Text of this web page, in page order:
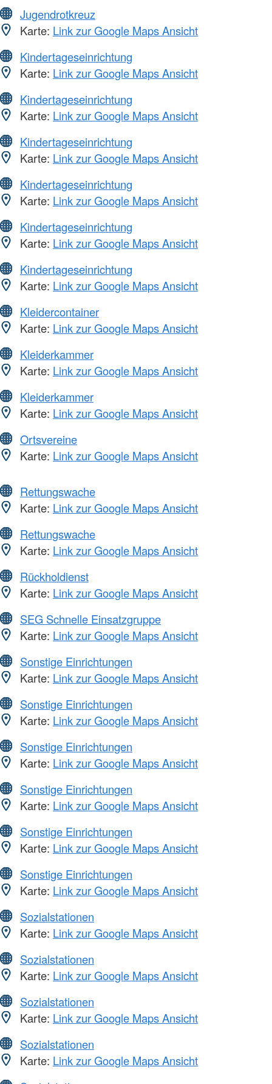
Jugendrotkreuz
Karte: Link zur Google Maps Ansicht
Kindertageseinrichtung
Karte: Link zur Google Maps Ansicht
Kindertageseinrichtung
Karte: Link zur Google Maps Ansicht
Kindertageseinrichtung
Karte: Link zur Google Maps Ansicht
Kindertageseinrichtung
Karte: Link zur Google Maps Ansicht
Kindertageseinrichtung
Karte: Link zur Google Maps Ansicht
Kindertageseinrichtung
Karte: Link zur Google Maps Ansicht
Kleidercontainer
Karte: Link zur Google Maps Ansicht
Kleiderkammer
Karte: Link zur Google Maps Ansicht
Kleiderkammer
Karte: Link zur Google Maps Ansicht
Ortsvereine
Karte: Link zur Google Maps Ansicht
Rettungswache
Karte: Link zur Google Maps Ansicht
Rettungswache
Karte: Link zur Google Maps Ansicht
Rückholdienst
Karte: Link zur Google Maps Ansicht
SEG Schnelle Einsatzgruppe
Karte: Link zur Google Maps Ansicht
Sonstige Einrichtungen
Karte: Link zur Google Maps Ansicht
Sonstige Einrichtungen
Karte: Link zur Google Maps Ansicht
Sonstige Einrichtungen
Karte: Link zur Google Maps Ansicht
Sonstige Einrichtungen
Karte: Link zur Google Maps Ansicht
Sonstige Einrichtungen
Karte: Link zur Google Maps Ansicht
Sonstige Einrichtungen
Karte: Link zur Google Maps Ansicht
Sozialstationen
Karte: Link zur Google Maps Ansicht
Sozialstationen
Karte: Link zur Google Maps Ansicht
Sozialstationen
Karte: Link zur Google Maps Ansicht
Sozialstationen
Karte: Link zur Google Maps Ansicht